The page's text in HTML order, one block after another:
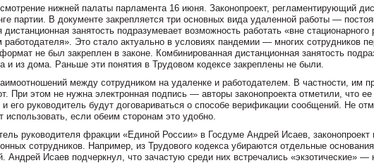
нижней палаты парламента 16 июня. Законопроект, регламентирующий
партии. В документе закрепляется три основных вида удаленной работы —
занятость подразумевает возможность работать «вне стационарного
работодателя». Это стало актуально в условиях пандемии — многих сотрудников
не был закреплен в законе. Комбинированная дистанционная занятость
и из дома. Раньше эти понятия в Трудовом кодексе закреплены не были.
между сотрудником на удаленке и работодателем. В частности, им
При этом не нужна электронная подпись — авторы законопроекта отметили, что
и его руководитель будут договариваться о способе верификации сообщений. Не
если обеим сторонам это удобно.
руководителя фракции «Единой России» в Госдуме Андрей Исаев, законопроект
сотрудников. Например, из Трудового кодекса убираются отдельные
Андрей Исаев подчеркнул, что зачастую среди них встречались «экзотические» —